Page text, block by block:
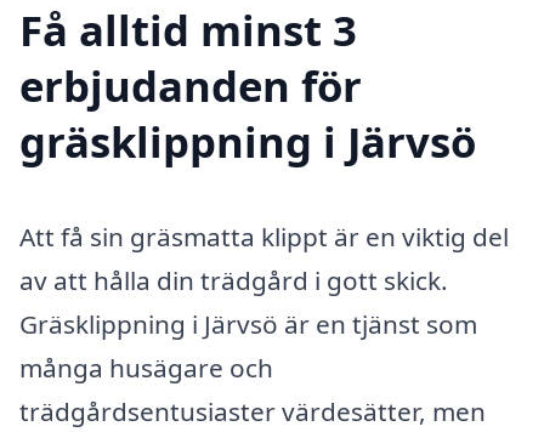
Få alltid minst 3
erbjudanden för
gräsklippning i Järvsö
Att få sin gräsmatta klippt är en viktig del
av att hålla din trädgård i gott skick.
Gräsklippning i Järvsö är en tjänst som
många husägare och
trädgårdsentusiaster värdesätter, men